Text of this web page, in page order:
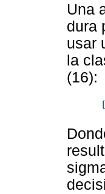
Una
dura
usar
la
(16):